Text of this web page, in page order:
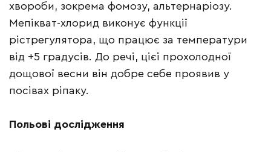
хвороби, зокрема фомозу, альтернаріозу.
Мепікват-хлорид виконує функції
рістрегулятора, що працює за температури
від +5 градусів. До речі, цієї прохолодної
дощової весни він добре себе проявив у
посівах ріпаку.
Польові дослідження